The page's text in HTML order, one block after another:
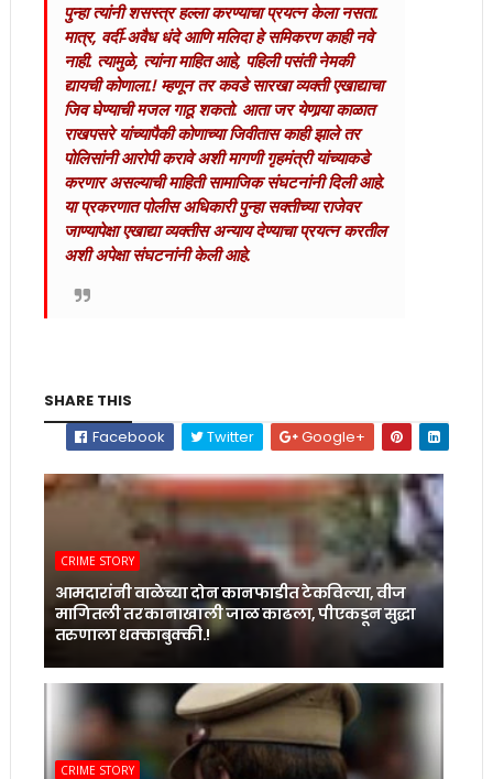
पुन्हा त्यांनी शसस्त्र हल्ला करण्याचा प्रयत्न केला नसता.
मात्र, वर्दी-अवैध धंदे आणि मलिदा हे समिकरण काही नवे
नाही. त्यामुळे, त्यांना माहित आहे, पहिली पसंती नेमकी
द्यायची कोणाला.! म्हणून तर कवडे सारखा व्यक्ती एखाद्याचा
जिव घेण्याची मजल गाठू शकतो. आता जर येणार्‍या काळात
राखपसरे यांच्यापैकी कोणाच्या जिवीतास काही झाले तर
पोलिसांनी आरोपी करावे अशी मागणी गृहमंत्री यांच्याकडे
करणार असल्याची माहिती सामाजिक संघटनांनी दिली आहे.
या प्रकरणात पोलीस अधिकारी पुन्हा सक्तीच्या राजेवर
जाण्यापेक्षा एखाद्या व्यक्तीस अन्याय देण्याचा प्रयत्न करतील
अशी अपेक्षा संघटनांनी केली आहे.
SHARE THIS
Facebook
Twitter Google+
CRIME STORY
आमदारांनी वाळेच्या दोन कानफाडीत टेकविल्या, वीज
मागितली तर कानाखाली जाळ काढला, पीएकडून सुद्धा
तरुणाला धक्काबुक्की.!
CRIME STORY